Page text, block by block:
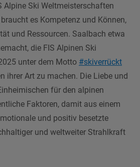
Alpine Ski Weltmeisterschaften
es Kompetenz und Können,
und Ressourcen. Saalbach etwa
die FIS Alpinen Ski
unter dem Motto #skiverrückt
ihrer Art zu machen. Die Liebe und
für den alpinen
Faktoren, damit aus einem
und positiv besetzte
und weltweiter Strahlkraft